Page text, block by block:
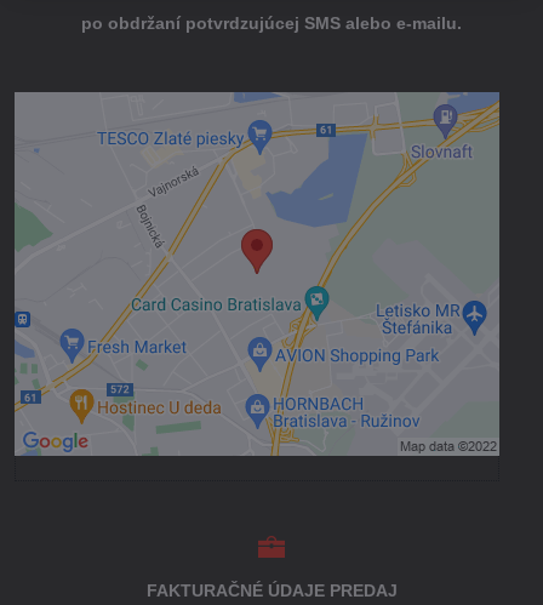
po obdržaní potvrdzujúcej SMS alebo e-mailu.
Externý obsah je blokovaný Voľbami
súkromia
Prajete si načítať externý obsah?
Povoliť tentokrát
Povoliť a zapamätať - súhlas s druhom
cookie: Funkčné
Otvoriť obsah v novom okne
FAKTURAČNÉ ÚDAJE PREDAJ